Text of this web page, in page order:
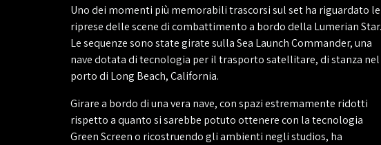
Uno dei momenti più memorabili trascorsi sul set ha riguardato le
riprese delle scene di combattimento a bordo della Lumerian Star.
Le sequenze sono state girate sulla Sea Launch Commander, una
nave dotata di tecnologia per il trasporto satellitare, di stanza nel
porto di Long Beach, California.
Girare a bordo di una vera nave, con spazi estremamente ridotti
rispetto a quanto si sarebbe potuto ottenere con la tecnologia
Green Screen o ricostruendo gli ambienti negli studios, ha